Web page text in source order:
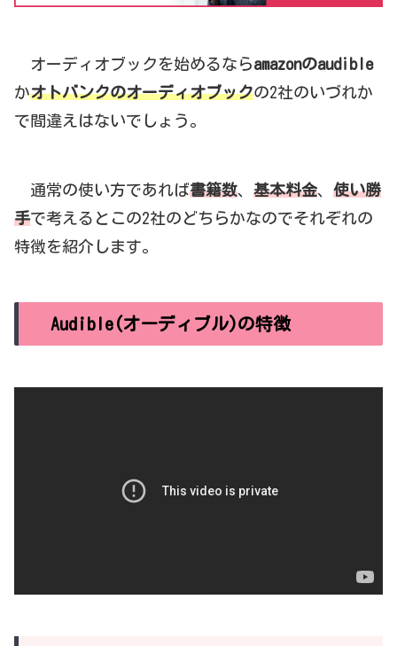
オーディオブックを始めるならamazonのaudible
かオトバンクのオーディオブックの2社のいづれか
で間違えはないでしょう。
通常の使い方であれば書籍数、 基本料金、 使い勝
手で考えるとこの2社のどちらかなのでそれぞれの
特徴を紹介します。
Audible(オーディブル)の特徴